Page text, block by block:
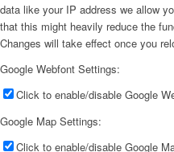
data like your IP address we allow
that this might heavily reduce the
Changes will take effect once you
Google Webfont Settings:
Click to enable/disable Google
Google Map Settings:
Click to enable/disable Google